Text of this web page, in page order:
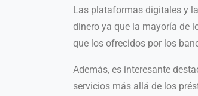
Las plataformas digitales y
dinero ya que la mayoría de
que los ofrecidos por los b
Además, es interesante
servicios más allá de los